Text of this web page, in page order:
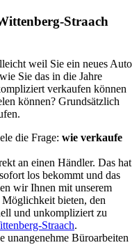
Straach
weil Sie ein neues Auto
Sie das in die Jahre
verkaufen können
können? Grundsätzlich
die Frage: wie verkaufe
an einen Händler. Das hat
los bekommt und das
wir Ihnen mit unserem
bieten, den
und unkompliziert zu
Straach.
unangenehme Büroarbeiten